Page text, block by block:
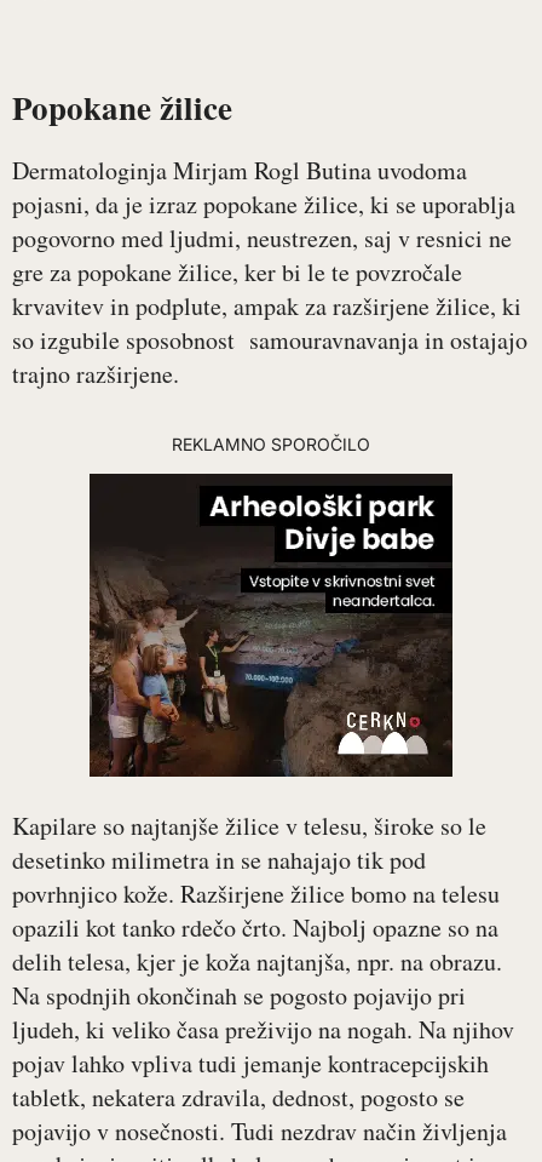
Popokane žilice
Dermatologinja Mirjam Rogl Butina uvodoma
pojasni, da je izraz popokane žilice, ki se uporablja
pogovorno med ljudmi, neustrezen, saj v resnici ne
gre za popokane žilice, ker bi le te povzročale
krvavitev in podplute, ampak za razširjene žilice, ki
so izgubile sposobnost samouravnavanja in ostajajo
trajno razširjene.
REKLAMNO SPOROČILO
Kapilare so najtanjše žilice v telesu, široke so le
desetinko milimetra in se nahajajo tik pod
povrhnjico kože. Razširjene žilice bomo na telesu
opazili kot tanko rdečo črto. Najbolj opazne so na
delih telesa, kjer je koža najtanjša, npr. na obrazu.
Na spodnjih okončinah se pogosto pojavijo pri
ljudeh, ki veliko časa preživijo na nogah. Na njihov
pojav lahko vpliva tudi jemanje kontracepcijskih
tabletk, nekatera zdravila, dednost, pogosto se
pojavijo v nosečnosti. Tudi nezdrav način življenja